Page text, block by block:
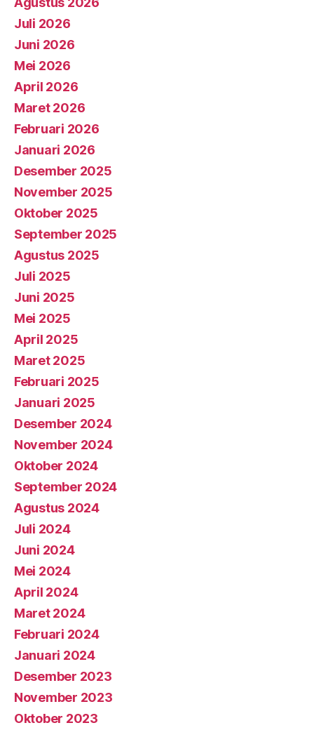
Juli 2026
Juni 2026
Mei 2026
April 2026
Maret 2026
Februari 2026
Januari 2026
Desember 2025
November 2025
Oktober 2025
September 2025
Agustus 2025
Juli 2025
Juni 2025
Mei 2025
April 2025
Maret 2025
Februari 2025
Januari 2025
Desember 2024
November 2024
Oktober 2024
September 2024
Agustus 2024
Juli 2024
Juni 2024
Mei 2024
April 2024
Maret 2024
Februari 2024
Januari 2024
Desember 2023
November 2023
Oktober 2023